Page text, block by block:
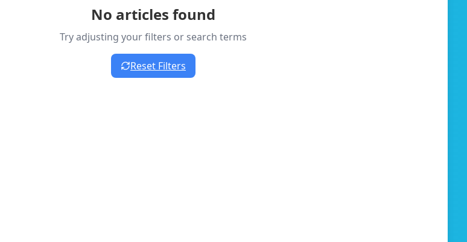
No articles found
Try adjusting your filters or search terms
Reset Filters